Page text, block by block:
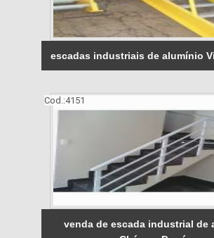
escadas industriais de alumínio
Cod.:4151
venda de escada industrial de